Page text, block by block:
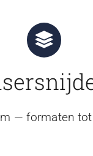
— formaten